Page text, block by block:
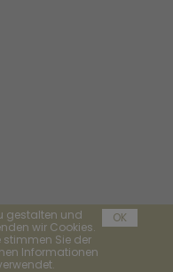
gestalten und
wir Cookies.
stimmen Sie der
Informationen
OK